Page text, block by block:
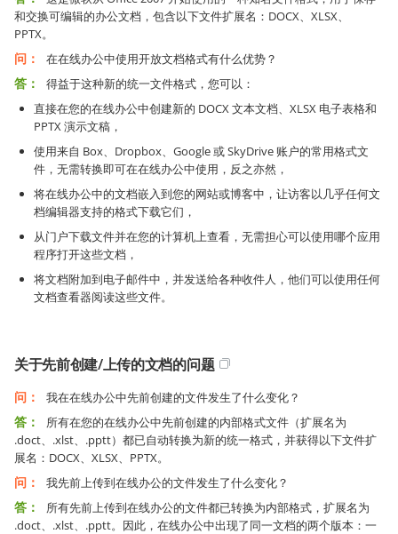
和交换可编辑的办公文档，包含以下文件扩展名：DOCX、XLSX、
PPTX。
问： 在在线办公中使用开放文档格式有什么优势？
答：
得益于这种新的统一文件格式，您可以：
直接在您的在线办公中创建新的 DOCX 文本文档、XLSX 电子表格和
PPTX 演示文稿，
使用来自 Box、Dropbox、Google 或 SkyDrive 账户的常用格式文
件，无需转换即可在在线办公中使用，反之亦然，
将在线办公中的文档嵌入到您的网站或博客中，让访客以几乎任何文
档编辑器支持的格式下载它们，
从门户下载文件并在您的计算机上查看，无需担心可以使用哪个应用
程序打开这些文档，
将文档附加到电子邮件中，并发送给各种收件人，他们可以使用任何
文档查看器阅读这些文件。
关于先前创建/上传的文档的问题
问： 我在在线办公中先前创建的文件发生了什么变化？
答：
所有在您的在线办公中先前创建的内部格式文件（扩展名为
.doct、.xlst、.pptt）都已自动转换为新的统一格式，并获得以下文件扩
展名：DOCX、XLSX、PPTX。
问： 我先前上传到在线办公的文件发生了什么变化？
答：
所有先前上传到在线办公的文件都已转换为内部格式，扩展名为
.doct、.xlst、.pptt。因此，在线办公中出现了同一文档的两个版本：一